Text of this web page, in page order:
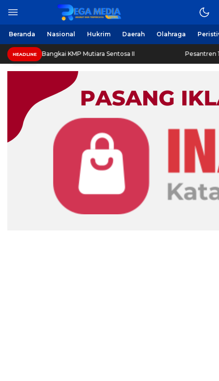
Beranda Nasional Hukrim Daerah Olahraga
HEADLINEKMP Mutiara Sentosa II Pesantren 1.000 Santri